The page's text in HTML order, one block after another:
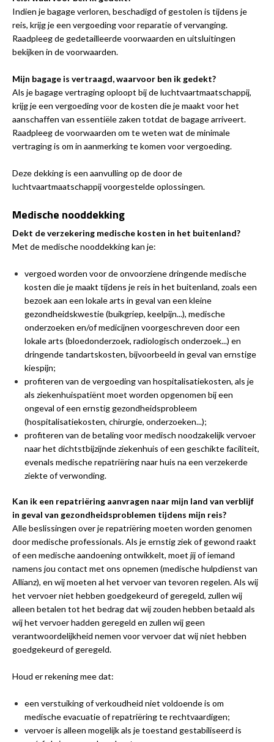
Indien je bagageverloren, beschadigd of gestolen is tijdens je
reis, krijg je een vergoeding voor reparatie of vervanging.
Raadpleeg de gedetailleerde voorwaarden en uitsluitingen
bekijken in de voorwaarden.
Mijn bagage is vertraagd, waarvoor ben ik gedekt?
Als je bagage vertraging oploopt bij de luchtvaartmaatschappij,
krijg je een vergoeding voor de kosten die je maakt voor het
aanschaffen van essentiële zaken totdat de bagage arriveert.
Raadpleeg de voorwaarden om te weten wat de minimale
vertraging is om in aanmerking te komen voor vergoeding.
Deze dekking is een aanvulling op de door de
luchtvaartmaatschappij voorgestelde oplossingen.
Medische nooddekking
Dekt de verzekering medische kosten in het buitenland?
Met de medische nooddekking kan je:
vergoed worden voor de onvoorziene dringende medische
kosten die je maakt tijdens je reis in het buitenland, zoals een
bezoek aan een lokale arts in geval van een kleine
gezondheidskwestie (buikgriep, keelpijn...), medische
onderzoeken en/of medicijnen voorgeschreven door een
lokale arts (bloedonderzoek, radiologisch onderzoek...) en
dringende tandartskosten, bijvoorbeeld in geval van ernstige
kiespijn;
profiteren van de vergoeding van hospitalisatiekosten, als je
als ziekenhuispatiënt moet worden opgenomen bij een
ongeval of een ernstig gezondheidsprobleem
(hospitalisatiekosten, chirurgie, onderzoeken...);
profiteren van de betaling voor medisch noodzakelijk vervoer
naar het dichtstbijzijnde ziekenhuis of een geschikte faciliteit,
evenals medische repatriëring naar huis na een verzekerde
ziekte of verwonding.
Kan ik een repatriëring aanvragen naar mijn land van verblijf
in geval van gezondheidsproblemen tijdens mijn reis?
Alle beslissingen over je repatriëring moeten worden genomen
door medische professionals. Als je ernstig ziek of gewond raakt
of een medische aandoening ontwikkelt, moet jij of iemand
namens jou contact met ons opnemen (medische hulpdienst van
Allianz), en wij moeten al het vervoer van tevoren regelen. Als wij
het vervoer niet hebben goedgekeurd of geregeld, zullen wij
alleen betalen tot het bedrag dat wij zouden hebben betaald als
wij het vervoer hadden geregeld en zullen wij geen
verantwoordelijkheid nemen voor vervoer dat wij niet hebben
goedgekeurd of geregeld.
Houd er rekening mee dat:
een verstuiking of verkoudheid niet voldoende is om
medische evacuatie of repatriëring te rechtvaardigen;
vervoer is alleen mogelijk als je toestand gestabiliseerd is